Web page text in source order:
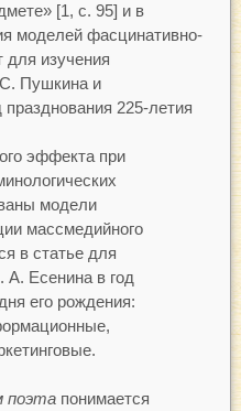
[1, с. 95] и в
моделей фасцинативно-
для изучения
С. Пушкина и
225-летия
эффекта при
модели
массмедийного
в статье для
А. Есенина в год
его рождения:
поэтапонимается